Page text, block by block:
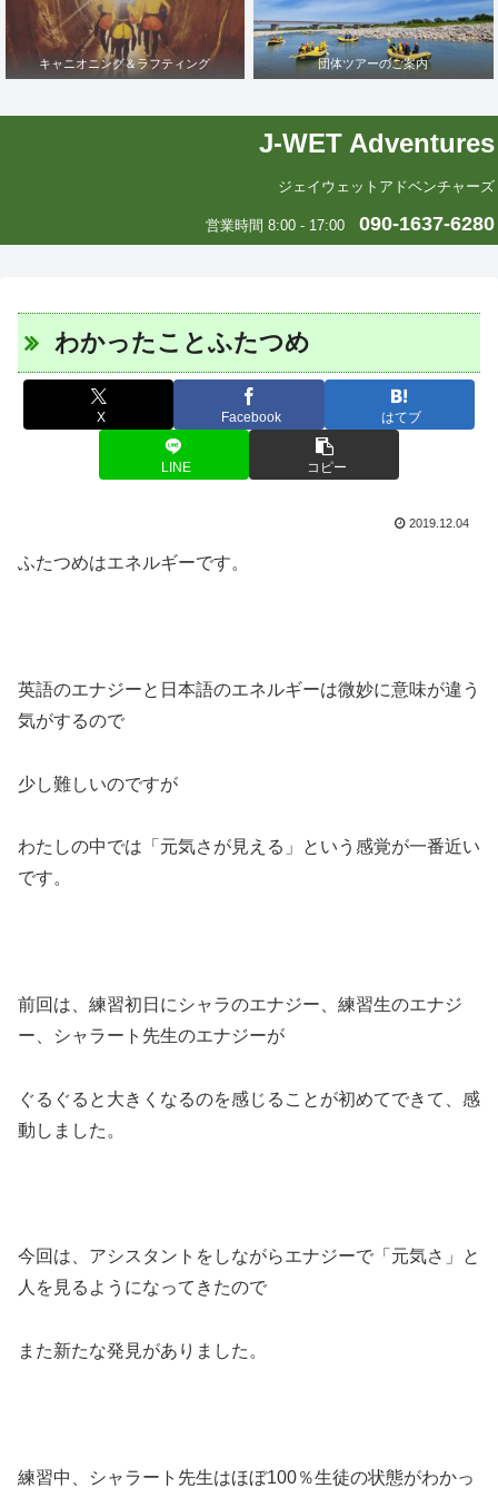
キャニオニング＆ラフティング 団体ツアーのご案内
J-WET Adventures
ジェイウェットアドベンチャーズ
営業時間 8:00 - 17:00 090-1637-6280
わかったことふたつめ
X Facebook はてブ
LINE コピー
2019.12.04
ふたつめはエネルギーです。
英語のエナジーと日本語のエネルギーは微妙に意味が違う
気がするので
少し難しいのですが
わたしの中では「元気さが見える」という感覚が一番近い
です。
前回は、練習初日にシャラのエナジー、練習生のエナジ
ー、シャラート先生のエナジーが
ぐるぐると大きくなるのを感じることが初めてできて、感
動しました。
今回は、アシスタントをしながらエナジーで「元気さ」と
人を見るようになってきたので
また新たな発見がありました。
練習中、シャラート先生はほぼ100％生徒の状態がわかっ